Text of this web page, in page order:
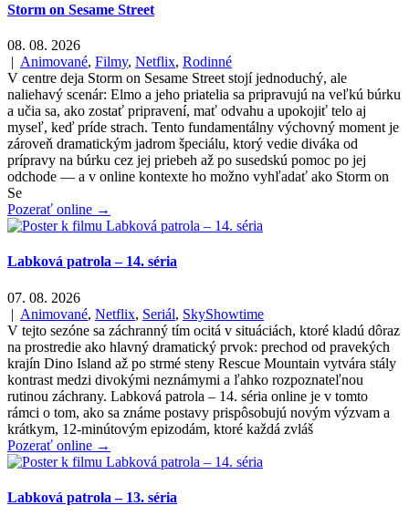
Storm on Sesame Street
08. 08. 2026
| Animované, Filmy, Netflix, Rodinné
V centre deja Storm on Sesame Street stojí jednoduchý, ale
naliehavý scenár: Elmo a jeho priatelia sa pripravujú na veľkú búrku
a učia sa, ako zostať pripravení, mať odvahu a upokojiť telo aj
myseľ, keď príde strach. Tento fundamentálny výchovný moment je
zároveň dramatickým jadrom špeciálu, ktorý vedie diváka od
prípravy na búrku cez jej priebeh až po susedskú pomoc po jej
odchode — a v online kontexte ho možno vyhľadať ako Storm on
Se
Pozerať online →
Labková patrola – 14. séria
07. 08. 2026
| Animované, Netflix, Seriál, SkyShowtime
V tejto sezóne sa záchranný tím ocitá v situáciách, ktoré kladú dôraz
na prostredie ako hlavný dramatický prvok: prechod od pravekých
krajín Dino Island až po strmé steny Rescue Mountain vytvára stály
kontrast medzi divokými neznámymi a ľahko rozpoznateľnou
rutinou záchrany. Labková patrola – 14. séria online je v tomto
rámci o tom, ako sa známe postavy prispôsobujú novým výzvam a
krátkym, 12-minútovým epizodám, ktoré každá zvláš
Pozerať online →
Labková patrola – 13. séria